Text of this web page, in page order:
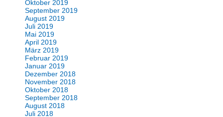
Oktober 2019
September 2019
August 2019
Juli 2019
Mai 2019
April 2019
März 2019
Februar 2019
Januar 2019
Dezember 2018
November 2018
Oktober 2018
September 2018
August 2018
Juli 2018